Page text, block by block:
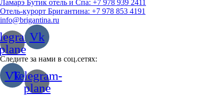
Ламарэ Бутик отель и Спа: +7 978 939 2411
Отель-курорт Бригантина: +7 978 853 4191
info@brigantina.ru
Vk
Следите за нами в соц.сетях:
VkTelegram-
plane